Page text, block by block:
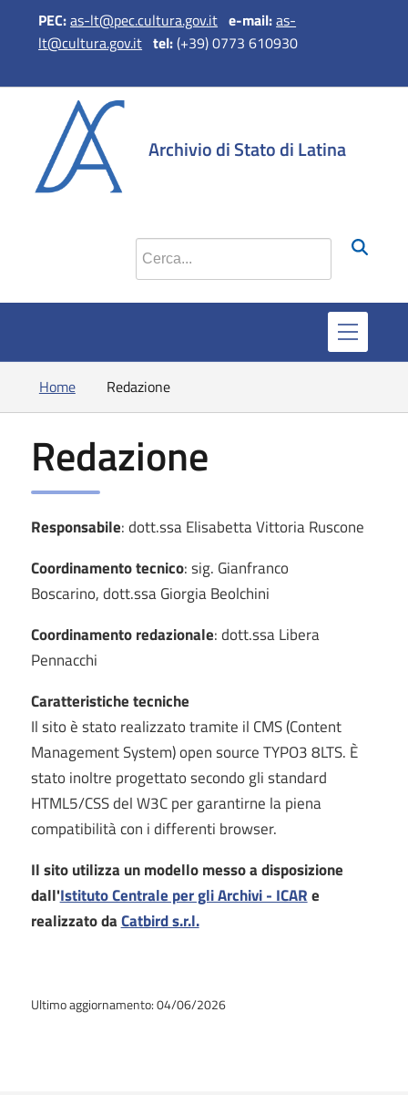
PEC:as-lt@pec.cultura.gov.it e-mail:as-
lt@cultura.gov.it tel:(+39) 0773 610930
Archivio di Stato di Latina
Cerca nel sito
Home Redazione
Redazione
Responsabile: dott.ssa Elisabetta Vittoria Ruscone
Coordinamento tecnico: sig. Gianfranco
Boscarino, dott.ssa Giorgia Beolchini
Coordinamento redazionale: dott.ssa Libera
Pennacchi
Caratteristiche tecniche
Il sito è stato realizzato tramite il CMS (Content
Management System) open source TYPO3 8LTS. È
stato inoltre progettato secondo gli standard
HTML5/CSS del W3C per garantirne la piena
compatibilità con i differenti browser.
Il sito utilizza un modello messo a disposizione
dall'Istituto Centrale per gli Archivi - ICARe
realizzato daCatbird s.r.l.
Ultimo aggiornamento: 04/06/2026